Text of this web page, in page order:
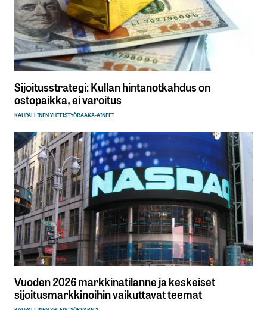
Sijoitusstrategi: Kullan hintanotkahdus on
ostopaikka, ei varoitus
KAUPALLINEN YHTEISTYÖRAAKA-AINEET
Vuoden 2026 markkinatilanne ja keskeiset
sijoitusmarkkinoihin vaikuttavat teemat